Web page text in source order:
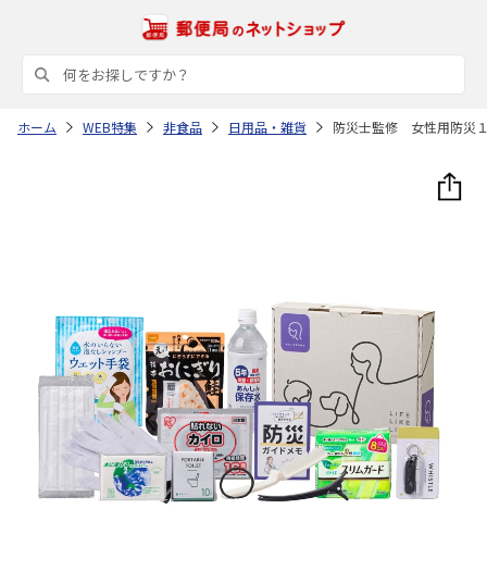
ホーム WEB特集 非食品 日用品・雑貨 防災士監修 女性用防災